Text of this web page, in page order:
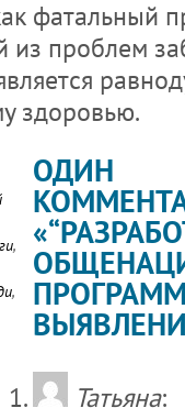
фатальный
из проблем
здоровью.
,
,
ОДИН
Татьяна: